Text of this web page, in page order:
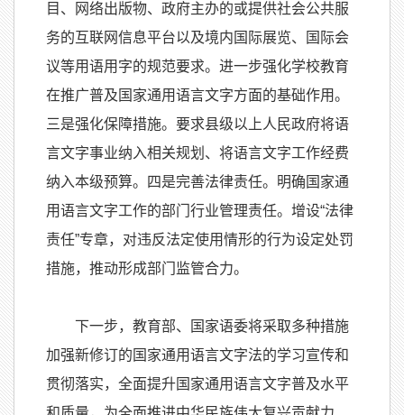
目、网络出版物、政府主办的或提供社会公共服
务的互联网信息平台以及境内国际展览、国际会
议等用语用字的规范要求。进一步强化学校教育
在推广普及国家通用语言文字方面的基础作用。
三是强化保障措施。要求县级以上人民政府将语
言文字事业纳入相关规划、将语言文字工作经费
纳入本级预算。四是完善法律责任。明确国家通
用语言文字工作的部门行业管理责任。增设“法律
责任”专章，对违反法定使用情形的行为设定处罚
措施，推动形成部门监管合力。
下一步，教育部、国家语委将采取多种措施
加强新修订的国家通用语言文字法的学习宣传和
贯彻落实，全面提升国家通用语言文字普及水平